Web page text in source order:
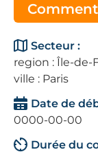
Secteur :
region : Île-de-
ville : Paris
Date de
0000-00-00
Durée du